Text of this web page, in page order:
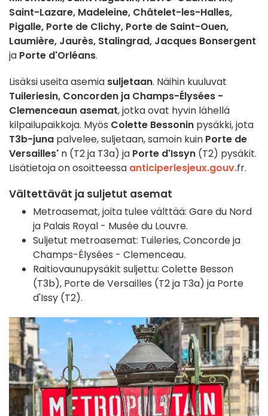
Saint-Lazare, Madeleine, Châtelet-les-Halles,
Pigalle, Porte de Clichy, Porte de Saint-Ouen,
Laumière, Jaurès, Stalingrad, Jacques Bonsergent
ja Porte d'Orléans.
Lisäksi useita asemia suljetaan. Näihin kuuluvat
Tuileriesin, Concorden ja Champs-Élysées -
Clemenceaun asemat, jotka ovat hyvin lähellä
kilpailupaikkoja. Myös Colette Bessonin pysäkki, jota
T3b-juna palvelee, suljetaan, samoin kuin Porte de
Versailles' n (T2 ja T3a) ja Porte d'Issyn (T2) pysäkit.
Lisätietoja on osoitteessa anticiperlesjeux.gouv.fr.
Vältettävät ja suljetut asemat
Metroasemat, joita tulee välttää: Gare du Nord
ja Palais Royal - Musée du Louvre.
Suljetut metroasemat: Tuileries, Concorde ja
Champs-Élysées - Clemenceau.
Raitiovaunupysäkit suljettu: Colette Besson
(T3b), Porte de Versailles (T2 ja T3a) ja Porte
d'Issy (T2).